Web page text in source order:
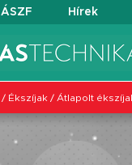
ÁSZF Hírek
/ Ékszíjak / Átlapolt